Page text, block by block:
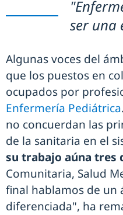
ser una
Algunas voces del
que los puestos en
ocupados por
Enfermería Pediátrica
no concuerdan las
de la sanitaria en el
su trabajo aúna tres
Comunitaria, Salud
final hablamos de un
diferenciada", ha